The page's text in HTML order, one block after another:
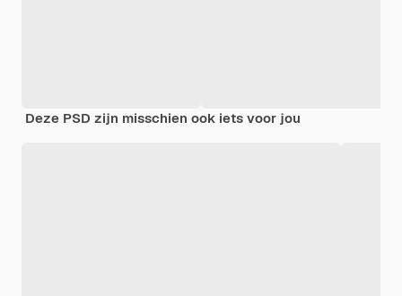
Deze PSD zijn misschien ook iets voor jou